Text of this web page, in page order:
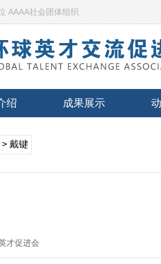
AAAA社会团体组织
绍 成果展示
> 戴键
才促进会